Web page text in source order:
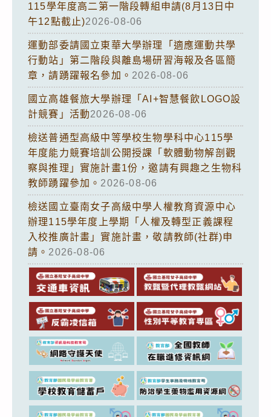
115學年度高二第一階段轉組申請(8月13日中
午12點截止)2026-08-06
運動部委請國立東華大學辦理「適應運動共學
行動站」第二階段與離島場研習海報及各區簡
章，請踴躍報名參加。 2026-08-06
國立高雄餐旅大學辦理「AI+智慧餐飲LOGO設
計競賽」活動2026-08-06
檢送普通型高級中等學校生物學科中心115學
年度能力競賽培訓公開授課「軟體動物解剖觀
察與推理」實施計畫1份，邀請有興趣之生物科
教師踴躍參加。 2026-08-06
檢送國立臺南女子高級中學人權教育資源中心
辦理115學年度上學期「人權及轉型正義課程
入校推廣計畫」實施計畫，敬請教師(社群)申
請。 2026-08-06